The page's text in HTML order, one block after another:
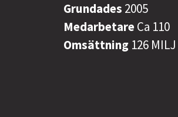
Grundades 2005
MedarbetareCa 110
Omsättning 126